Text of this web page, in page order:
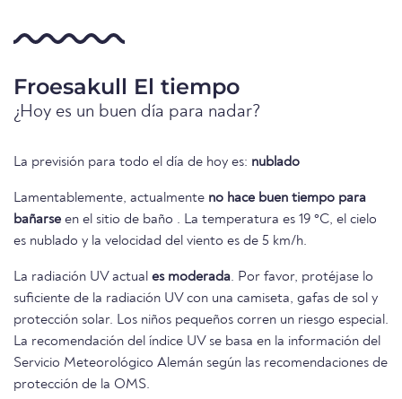
Froesakull El tiempo
¿Hoy es un buen día para nadar?
La previsión para todo el día de hoy es: nublado
Lamentablemente, actualmente no hace buen tiempo para
bañarse en el sitio de baño . La temperatura es 19 °C, el cielo
es nublado y la velocidad del viento es de 5 km/h.
La radiación UV actual es moderada. Por favor, protéjase lo
suficiente de la radiación UV con una camiseta, gafas de sol y
protección solar. Los niños pequeños corren un riesgo especial.
La recomendación del índice UV se basa en la información del
Servicio Meteorológico Alemán según las recomendaciones de
protección de la OMS.